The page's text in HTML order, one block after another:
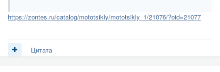
https://zontes.ru/catalog/mototsikly/mototsikly_1/21076/?oid=21077
Цитата